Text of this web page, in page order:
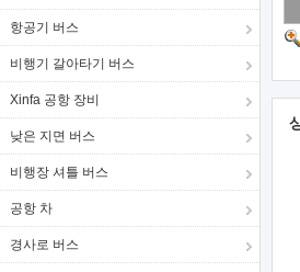
항공기 버스
비행기 갈아타기 버스
Xinfa 공항 장비
낮은 지면 버스
비행장 셔틀 버스
공항 차
경사로 버스